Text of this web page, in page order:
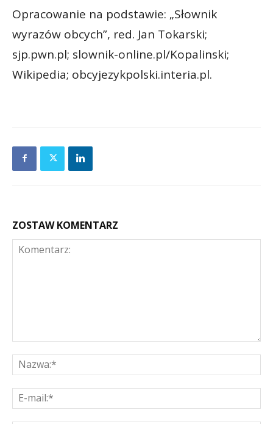
Opracowanie na podstawie: „Słownik
wyrazów obcych”, red. Jan Tokarski;
sjp.pwn.pl; slownik-online.pl/Kopalinski;
Wikipedia; obcyjezykpolski.interia.pl.
ZOSTAW KOMENTARZ